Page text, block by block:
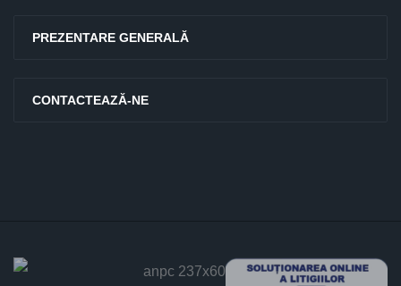
PREZENTARE GENERALĂ
CONTACTEAZĂ-NE